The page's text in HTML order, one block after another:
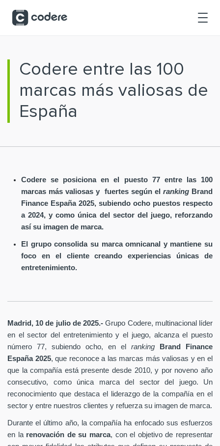
Codere entre las 100
marcas más valiosas de
España
Codere se posiciona en el puesto 77 entre las 100
marcas más valiosas y fuertes según el ranking Brand
Finance España 2025, subiendo ocho puestos respecto
a 2024, y como única del sector del juego, reforzando
así su imagen de marca.
El grupo consolida su marca omnicanal y mantiene su
foco en el cliente creando experiencias únicas de
entretenimiento.
Madrid, 10 de julio de 2025.-Grupo Codere, multinacional líder
en el sector del entretenimiento y el juego, alcanza el puesto
número 77, subiendo ocho, en el ranking
Brand Finance
España 2025, que reconoce a las marcas más valiosas y en el
que la compañía está presente desde 2010, y por noveno año
consecutivo, como única marca del sector del juego. Un
reconocimiento que destaca el liderazgo de la compañía en el
sector y entre nuestros clientes y refuerza su imagen de marca.
Durante el último año, la compañía ha enfocado sus esfuerzos
en la renovación de su marca, con el objetivo de representar